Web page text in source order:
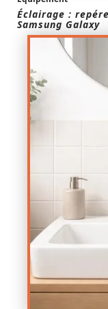
Éclairage :
Samsung Galaxy